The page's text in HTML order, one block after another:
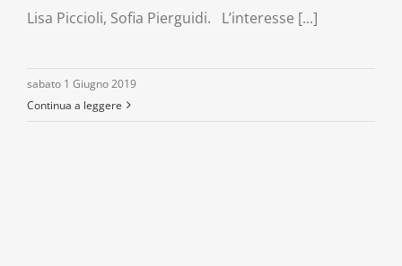
Lisa Piccioli, Sofia Pierguidi. L’interesse [...]
sabato 1 Giugno 2019
Continua a leggere